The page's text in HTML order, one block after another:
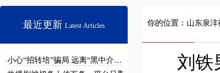
最近更新 Latest Articles
小心“招转培”骗局 远离“黑中介…
你的位置： 山东泉
刘铁